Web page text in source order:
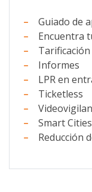
Guiado de
Encuentra
Informes
LPR en
Ticketless
Smart Cities
Reducción